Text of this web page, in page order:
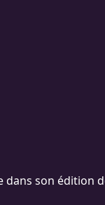
dans son édition